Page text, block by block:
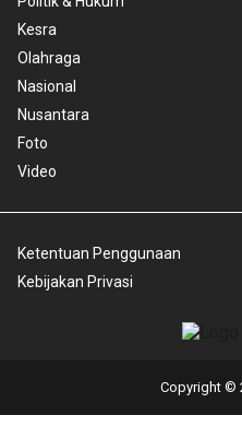
Kesra
Olahraga
Nasional
Nusantara
Foto
Video
Ketentuan Penggunaan
Kebijakan Privasi
Copyright ©